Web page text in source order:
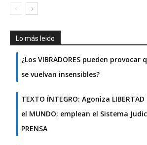
Lo más leido
¿Los VIBRADORES pueden provocar
se vuelvan insensibles?
TEXTO ÍNTEGRO: Agoniza LIBERTAD
el MUNDO; emplean el Sistema
PRENSA